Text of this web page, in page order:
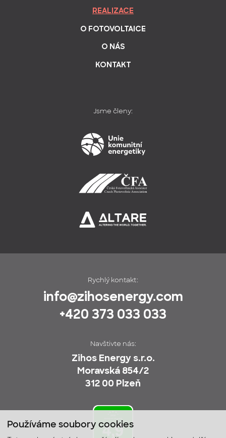
Používáme soubory cookies
REALIZACE
O FOTOVOLTAICE
O NÁS
KONTAKT
Jsme členy:
Rychlý kontakt:
info@zihosenergy.com
+420 373 033 033
Navštivte nás:
Zihos Energy s.r.o.
Moravská 854/2
312 00 Plzeň